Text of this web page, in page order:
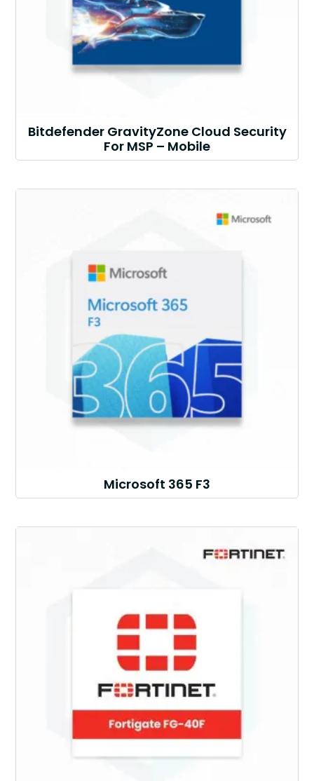
Bitdefender GravityZone Cloud Security
For MSP – Mobile
Microsoft 365 F3